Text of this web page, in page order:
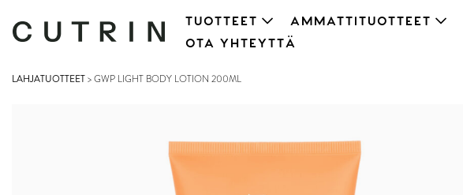
TUOTTEET AMMATTITUOTTEET
OTA YHTEYTTÄ
LAHJATUOTTEET>GWP LIGHT BODY LOTION 200ML